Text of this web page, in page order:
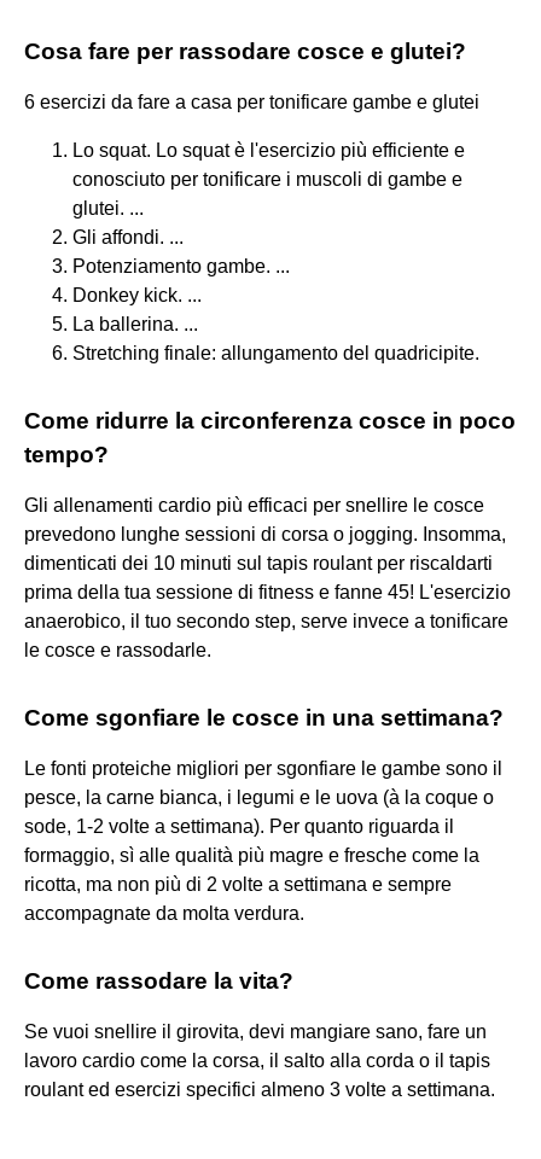
Cosa fare per rassodare cosce e glutei?
6 esercizi da fare a casa per tonificare gambe e glutei
Lo squat. Lo squat è l'esercizio più efficiente e
conosciuto per tonificare i muscoli di gambe e
glutei. ...
Gli affondi. ...
Potenziamento gambe. ...
Donkey kick. ...
La ballerina. ...
Stretching finale: allungamento del quadricipite.
Come ridurre la circonferenza cosce in poco
tempo?
Gli allenamenti cardio più efficaci per snellire le cosce
prevedono lunghe sessioni di corsa o jogging. Insomma,
dimenticati dei 10 minuti sul tapis roulant per riscaldarti
prima della tua sessione di fitness e fanne 45! L'esercizio
anaerobico, il tuo secondo step, serve invece a tonificare
le cosce e rassodarle.
Come sgonfiare le cosce in una settimana?
Le fonti proteiche migliori per sgonfiare le gambe sono il
pesce, la carne bianca, i legumi e le uova (à la coque o
sode, 1-2 volte a settimana). Per quanto riguarda il
formaggio, sì alle qualità più magre e fresche come la
ricotta, ma non più di 2 volte a settimana e sempre
accompagnate da molta verdura.
Come rassodare la vita?
Se vuoi snellire il girovita, devi mangiare sano, fare un
lavoro cardio come la corsa, il salto alla corda o il tapis
roulant ed esercizi specifici almeno 3 volte a settimana.